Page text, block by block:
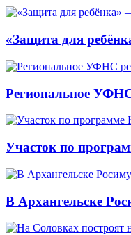
«Защита для
Региональное УФНС
Участок по
В Архангельске